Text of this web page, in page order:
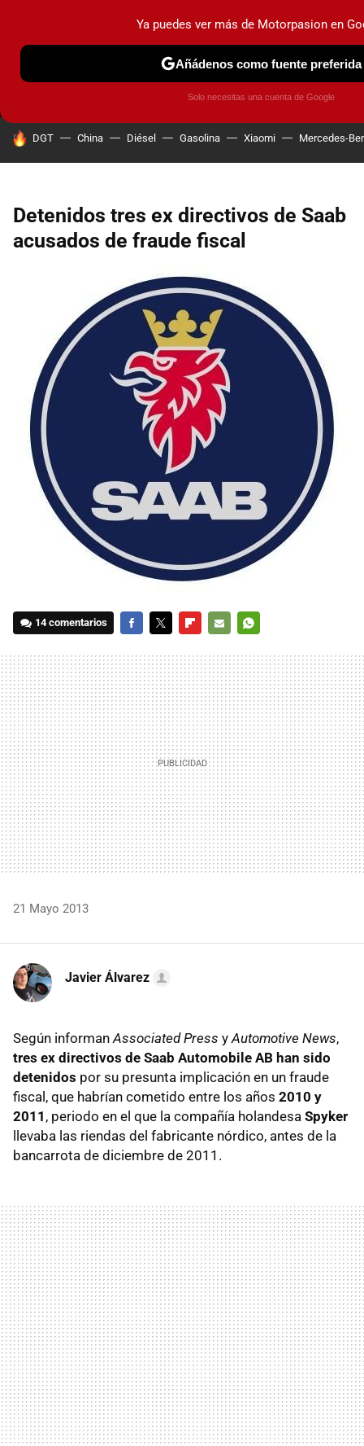
MENÚ NUEVO
COCHES ELÉCTRICOS OBSERVATORIO
HOY SE HABLA DE
DGT China Diésel Gasolina Xiaomi Mercedes-
Detenidos tres ex directivos de Saab
acusados de fraude fiscal
14 comentarios
MAIL
21 Mayo 2013
Javier Álvarez
Según informanAssociated Press yAutomotive News,
tres ex directivos de Saab Automobile AB han sido
detenidos por su presunta implicación en un fraude
fiscal, que habrían cometido entre los años 2010 y
2011 , periodo en el que la compañía holandesa Spyker
llevaba las riendas del fabricante nórdico, antes de la
bancarrota de diciembre de 2011.
Ya puedes ver más de Motorpasion en
Añádenos como fuente preferida
Solo necesitas una cuenta de Google